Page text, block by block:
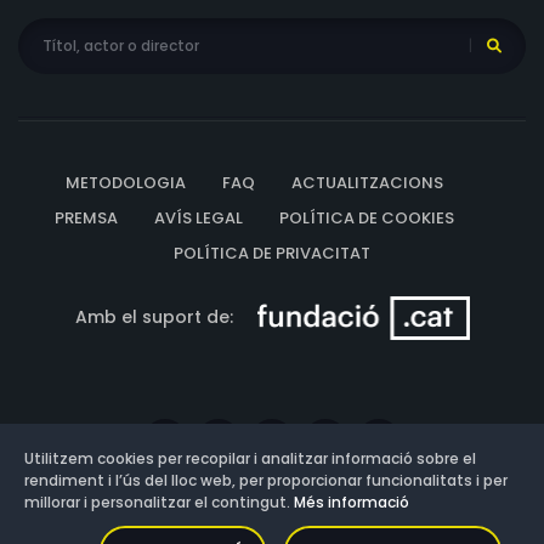
METODOLOGIA FAQ
ACTUALITZACIONS
PREMSA
AVÍS LEGAL
POLÍTICA DE COOKIES
POLÍTICA DE PRIVACITAT
Amb el suport de:
Versió: 3.13.0.202607011342
Utilitzem cookies per recopilar i analitzar informació sobre el
rendiment i l’ús del lloc web, per proporcionar funcionalitats i per
millorar i personalitzar el contingut. Més informació